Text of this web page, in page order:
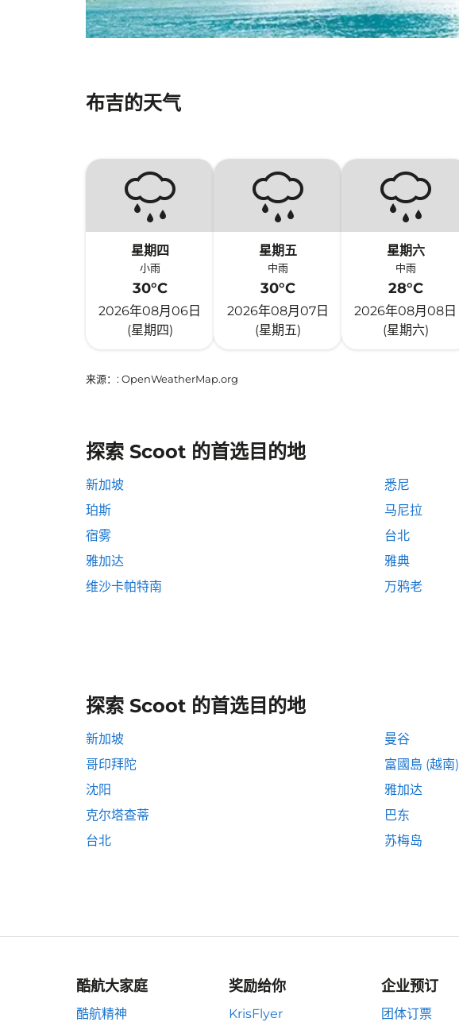
布吉的天气
星期四
小雨
30°C
2026年08月06日
(星期四)
星期五
中雨
30°C
2026年08月07日
(星期五)
星期六
中雨
28°C
2026年08月08日
(星期六)
来源： : OpenWeatherMap.org
探索 Scoot 的首选目的地
新加坡 悉尼
珀斯
马尼拉
宿雾
台北
雅加达
雅典
维沙卡帕特南
万鸦老
探索 Scoot 的首选目的地
新加坡 曼谷
哥印拜陀
富國島 (越南)
沈阳
雅加达
克尔塔查蒂
巴东
台北
苏梅岛
酷航大家庭
酷航精神
奖励给你
KrisFlyer
企业预订
团体订票